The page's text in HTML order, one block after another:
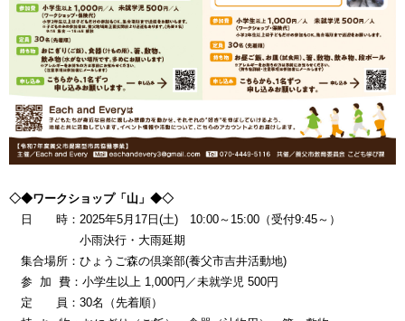
◇◆ワークショップ「山」◆◇
日 時：2025年5月17日(土) 10:00～15:00（受付9:45～）
小雨決行・大雨延期
集合場所：ひょうご森の倶楽部(養父市吉井活動地)
参 加 費：小学生以上 1,000円／未就学児 500円
定 員：30名（先着順）